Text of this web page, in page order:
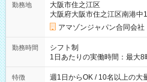
勤務地
大阪市住之江区
大阪府大阪市住之江区南港
アマゾンジャパン合同会社
勤務時間
シフト制
1日あたりの実働時間：最大8
社後、就業可能シフトをご確
特徴 週1日からOK / 10名以上の大